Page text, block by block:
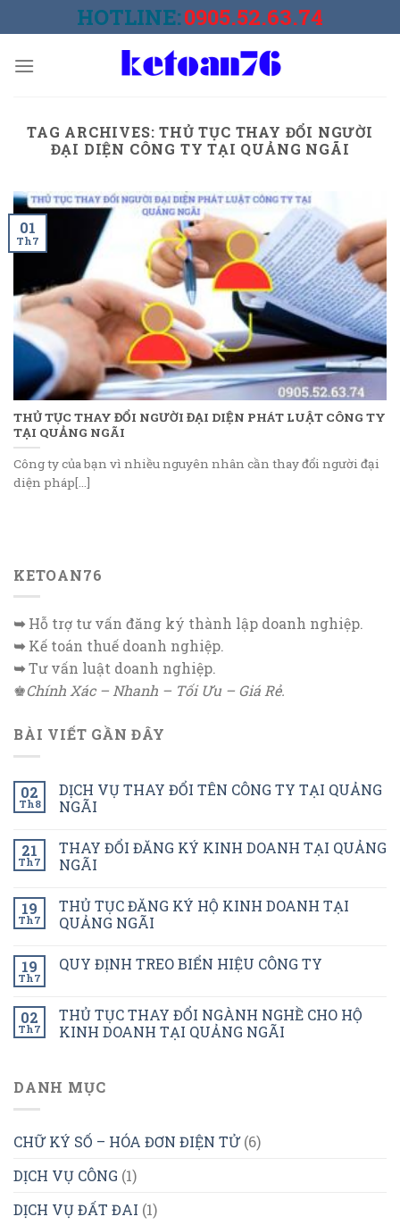
to
HOTLINE:0905.52.63.74
TAG ARCHIVES:THỦ TỤC THAY ĐỔI NGƯỜI
ĐẠI DIỆN CÔNG TY TẠI QUẢNG NGÃI
THỦ TỤC THAY ĐỔI NGƯỜI ĐẠI DIỆN PHÁT LUẬT CÔNG TY
TẠI QUẢNG NGÃI
Công ty của bạn vì nhiều nguyên nhân cần thay đổi người đại
diện pháp[...]
01
Th7
KETOAN76
➥Hỗ trợ tư vấn đăng ký thành lập doanh nghiệp.
➥Kế toán thuế doanh nghiệp.
➥Tư vấn luật doanh nghiệp.
♚Chính Xác – Nhanh – Tối Ưu – Giá Rẻ.
BÀI VIẾT GẦN ĐÂY
02
Th8
DỊCH VỤ THAY ĐỔI TÊN CÔNG TY TẠI QUẢNG
NGÃI
21
Th7
THAY ĐỔI ĐĂNG KÝ KINH DOANH TẠI QUẢNG
NGÃI
19
Th7
THỦ TỤC ĐĂNG KÝ HỘ KINH DOANH TẠI
QUẢNG NGÃI
19
Th7
QUY ĐỊNH TREO BIỂN HIỆU CÔNG TY
02
Th7
THỦ TỤC THAY ĐỔI NGÀNH NGHỀ CHO HỘ
KINH DOANH TẠI QUẢNG NGÃI
DANH MỤC
CHỮ KÝ SỐ – HÓA ĐƠN ĐIỆN TỬ(6)
DỊCH VỤ CÔNG (1)
DỊCH VỤ ĐẤT ĐAI (1)